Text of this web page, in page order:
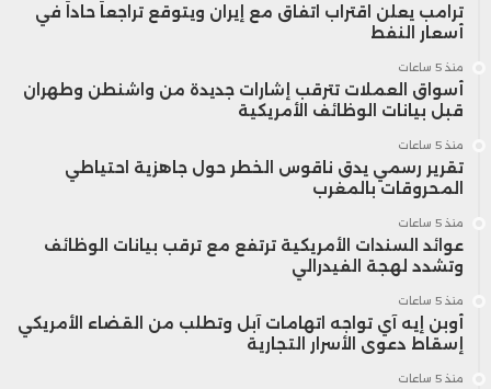
ترامب يعلن اقتراب اتفاق مع إيران ويتوقع تراجعاً حاداً في
أسعار النفط
منذ 5 ساعات
أسواق العملات تترقب إشارات جديدة من واشنطن وطهران
قبل بيانات الوظائف الأمريكية
منذ 5 ساعات
تقرير رسمي يدق ناقوس الخطر حول جاهزية احتياطي
المحروقات بالمغرب
منذ 5 ساعات
عوائد السندات الأمريكية ترتفع مع ترقب بيانات الوظائف
وتشدد لهجة الفيدرالي
منذ 5 ساعات
أوبن إيه آي تواجه اتهامات آبل وتطلب من القضاء الأمريكي
إسقاط دعوى الأسرار التجارية
منذ 5 ساعات